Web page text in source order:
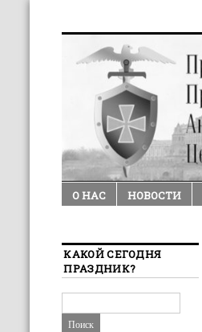
О НАС НОВОСТИ
КАКОЙ СЕГОДНЯ
ПРАЗДНИК?